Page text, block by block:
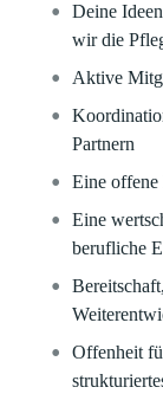
Deine
wir die
Aktive
Partnern
Eine
Eine
berufliche
Offenheit